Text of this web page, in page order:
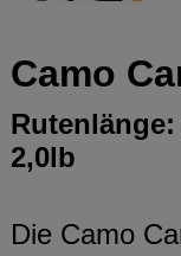
Camo
2,0lb
Die Camo